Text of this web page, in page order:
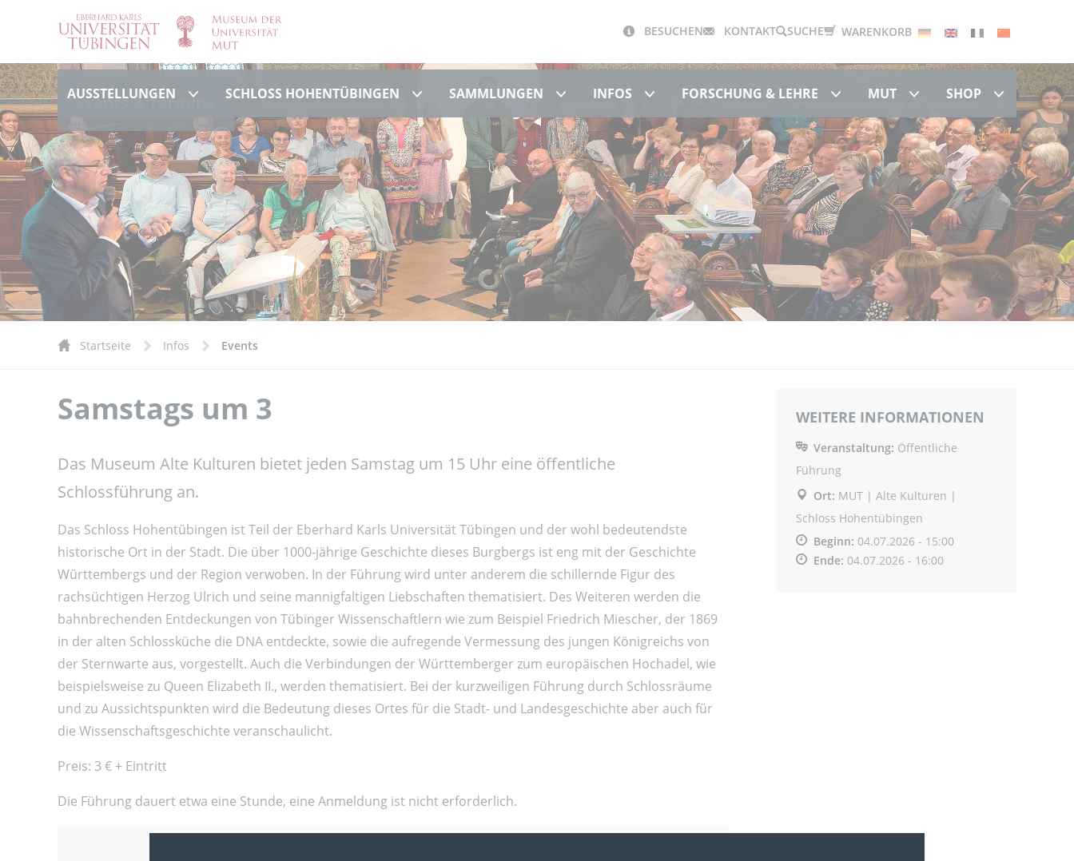
BESUCHEN KONTAKT SUCHE WARENKORB Deutsch
EnglishFrançais
中文
AUSSTELLUNGEN Ausstellungen
SCHLOSS HOHENTÜBINGEN Schloss Hohentübingen
SAMMLUNGEN Sammlungen
INFOS Infos FORSCHUNG & LEHRE Forschung & Lehre
MUT MUT SHOP Shop
Events & Termine
Startseite Infos Events
Samstags um 3
Das Museum Alte Kulturen bietet jeden Samstag um 15 Uhr eine öffentliche
Schlossführung an.
Das Schloss Hohentübingen ist Teil der Eberhard Karls Universität Tübingen und der wohl bedeutendste
historische Ort in der Stadt. Die über 1000-jährige Geschichte dieses Burgbergs ist eng mit der Geschichte
Württembergs und der Region verwoben. In der Führung wird unter anderem die schillernde Figur des
rachsüchtigen Herzog Ulrich und seine mannigfaltigen Liebschaften thematisiert. Des Weiteren werden die
bahnbrechenden Entdeckungen von Tübinger Wissenschaftlern wie zum Beispiel Friedrich Miescher, der 1869
in der alten Schlossküche die DNA entdeckte, sowie die aufregende Vermessung des jungen Königreichs von
der Sternwarte aus, vorgestellt. Auch die Verbindungen der Württemberger zum europäischen Hochadel, wie
beispielsweise zu Queen Elizabeth II., werden thematisiert. Bei der kurzweiligen Führung durch Schlossräume
und zu Aussichtspunkten wird die Bedeutung dieses Ortes für die Stadt- und Landesgeschichte aber auch für
die Wissenschaftsgeschichte veranschaulicht.
Preis: 3 € + Eintritt
Die Führung dauert etwa eine Stunde, eine Anmeldung ist nicht erforderlich.
WEITERE INFORMATIONEN
Veranstaltung: Öffentliche
Führung
Ort: MUT | Alte Kulturen |
Schloss Hohentübingen
Beginn: 04.07.2026 - 15:00
Ende: 04.07.2026 - 16:00